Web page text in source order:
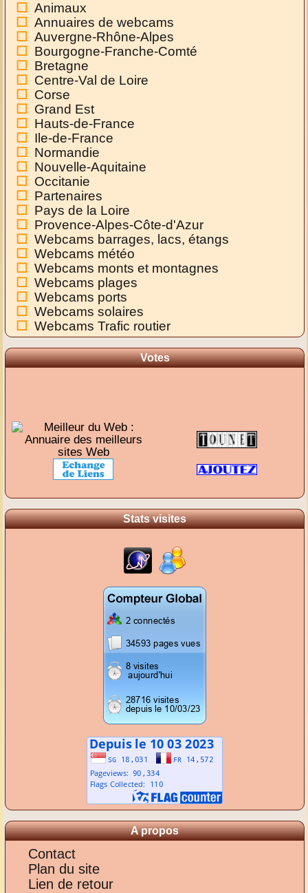
Animaux
Annuaires de webcams
Auvergne-Rhône-Alpes
Bourgogne-Franche-Comté
Bretagne
Centre-Val de Loire
Corse
Grand Est
Hauts-de-France
Ile-de-France
Normandie
Nouvelle-Aquitaine
Occitanie
Partenaires
Pays de la Loire
Provence-Alpes-Côte-d'Azur
Webcams barrages, lacs, étangs
Webcams météo
Webcams monts et montagnes
Webcams plages
Webcams ports
Webcams solaires
Webcams Trafic routier
Votes
Stats visites
A propos
Contact
Plan du site
Lien de retour